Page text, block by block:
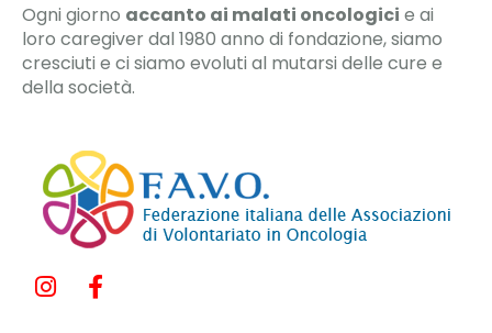
Ogni giorno accanto ai malati oncologici e ai
loro caregiver dal 1980 anno di fondazione, siamo
cresciuti e ci siamo evoluti al mutarsi delle cure e
della società.